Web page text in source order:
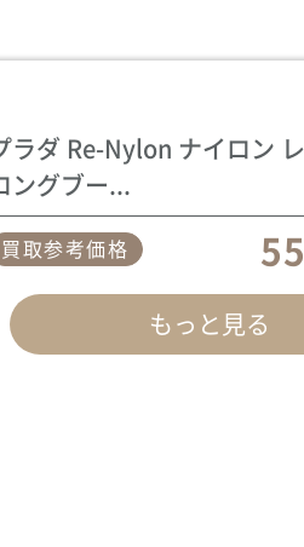
ラダ Re-Nylon ナイロン
ングブー...
買取参考価格
もっと見る